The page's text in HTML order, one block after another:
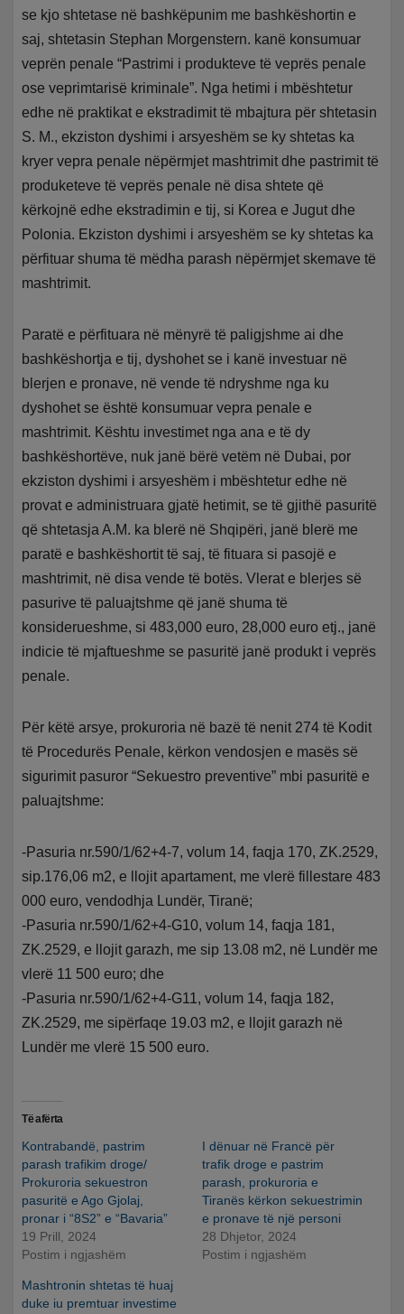
se kjo shtetase në bashkëpunim me bashkëshortin e
saj, shtetasin Stephan Morgenstern. kanë konsumuar
veprën penale “Pastrimi i produkteve të veprës penale
ose veprimtarisë kriminale”. Nga hetimi i mbështetur
edhe në praktikat e ekstradimit të mbajtura për shtetasin
S. M., ekziston dyshimi i arsyeshëm se ky shtetas ka
kryer vepra penale nëpërmjet mashtrimit dhe pastrimit të
produketeve të veprës penale në disa shtete që
kërkojnë edhe ekstradimin e tij, si Korea e Jugut dhe
Polonia. Ekziston dyshimi i arsyeshëm se ky shtetas ka
përfituar shuma të mëdha parash nëpërmjet skemave të
mashtrimit.
Paratë e përfituara në mënyrë të paligjshme ai dhe
bashkëshortja e tij, dyshohet se i kanë investuar në
blerjen e pronave, në vende të ndryshme nga ku
dyshohet se është konsumuar vepra penale e
mashtrimit. Kështu investimet nga ana e të dy
bashkëshortëve, nuk janë bërë vetëm në Dubai, por
ekziston dyshimi i arsyeshëm i mbështetur edhe në
provat e administruara gjatë hetimit, se të gjithë pasuritë
që shtetasja A.M. ka blerë në Shqipëri, janë blerë me
paratë e bashkëshortit të saj, të fituara si pasojë e
mashtrimit, në disa vende të botës. Vlerat e blerjes së
pasurive të paluajtshme që janë shuma të
konsiderueshme, si 483,000 euro, 28,000 euro etj., janë
indicie të mjaftueshme se pasuritë janë produkt i veprës
penale.
Për këtë arsye, prokuroria në bazë të nenit 274 të Kodit
të Procedurës Penale, kërkon vendosjen e masës së
sigurimit pasuror “Sekuestro preventive” mbi pasuritë e
paluajtshme:
-Pasuria nr.590/1/62+4-7, volum 14, faqja 170, ZK.2529,
sip.176,06 m2, e llojit apartament, me vlerë fillestare 483
000 euro, vendodhja Lundër, Tiranë;
-Pasuria nr.590/1/62+4-G10, volum 14, faqja 181,
ZK.2529, e llojit garazh, me sip 13.08 m2, në Lundër me
vlerë 11 500 euro; dhe
-Pasuria nr.590/1/62+4-G11, volum 14, faqja 182,
ZK.2529, me sipërfaqe 19.03 m2, e llojit garazh në
Lundër me vlerë 15 500 euro.
Të afërta
Kontrabandë, pastrim
parash trafikim droge/
Prokuroria sekuestron
pasuritë e Ago Gjolaj,
pronar i “8S2” e “Bavaria”
19 Prill, 2024
Postim i ngjashëm
I dënuar në Francë për
trafik droge e pastrim
parash, prokuroria e
Tiranës kërkon sekuestrimin
e pronave të një personi
28 Dhjetor, 2024
Postim i ngjashëm
Mashtronin shtetas të huaj
duke iu premtuar investime